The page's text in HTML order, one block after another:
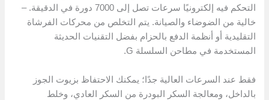
التحكم فيه إلكترونيًا سرعات تصل إلى 7000 دورة في الدقيقة. –
خالية من الضوضاء والصيانة. يتم التخلص من محركات الفرشاة
التقليدية أو أنظمة الدفع بالحزام بفضل التقنيات الحديثة
المستخدمة في مطاحن السلسلة G.
فقط عند السرعات العالية جدًا؛ يمكنك الاحتفاظ بزيوت الجوز
بالداخل، ومعالجة السكر البودرة من السكر العادي، وخلط